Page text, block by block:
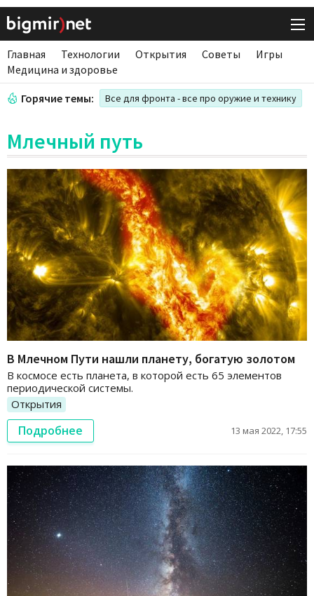
Главная Технологии Открытия Советы
Игры
Медицина и здоровье
Горячие темы: Все для фронта - все про оружие и технику
Млечный путь
В Млечном Пути нашли планету, богатую золотом
В космосе есть планета, в которой есть 65 элементов
периодической системы.
Открытия
Подробнее 13 мая 2022, 17:55